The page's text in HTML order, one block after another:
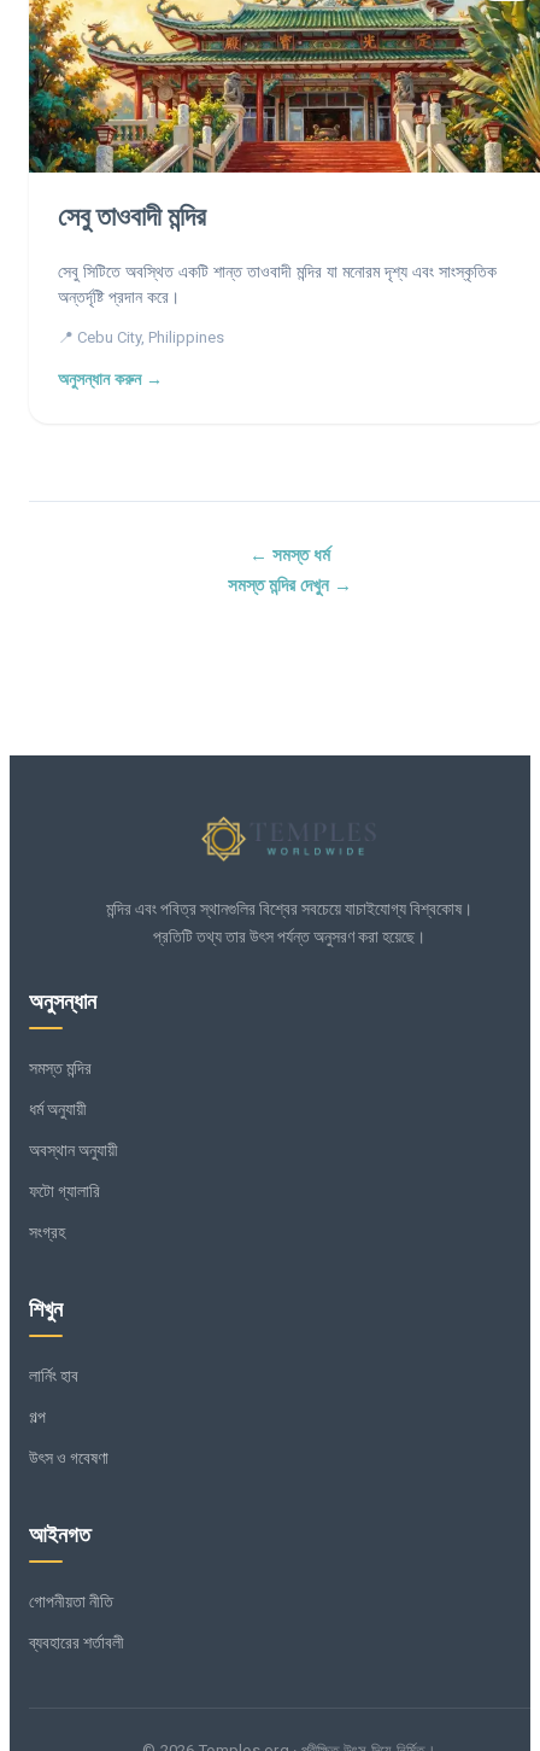
সেবু তাওবাদী মন্দির
সেবু সিটিতে অবস্থিত একটি শান্ত তাওবাদী মন্দির যা মনোরম দৃশ্য এবং সাংস্কৃতিক
অন্তর্দৃষ্টি প্রদান করে।
📍 Cebu City, Philippines
অনুসন্ধান করুন →
← সমস্ত ধর্ম
সমস্ত মন্দির দেখুন →
মন্দির এবং পবিত্র স্থানগুলির বিশ্বের সবচেয়ে যাচাইযোগ্য বিশ্বকোষ।
প্রতিটি তথ্য তার উৎস পর্যন্ত অনুসরণ করা হয়েছে।
অনুসন্ধান
সমস্ত মন্দির
ধর্ম অনুযায়ী
অবস্থান অনুযায়ী
ফটো গ্যালারি
সংগ্রহ
শিখুন
লার্নিং হাব
গল্প
উৎস ও গবেষণা
আইনগত
গোপনীয়তা নীতি
ব্যবহারের শর্তাবলী